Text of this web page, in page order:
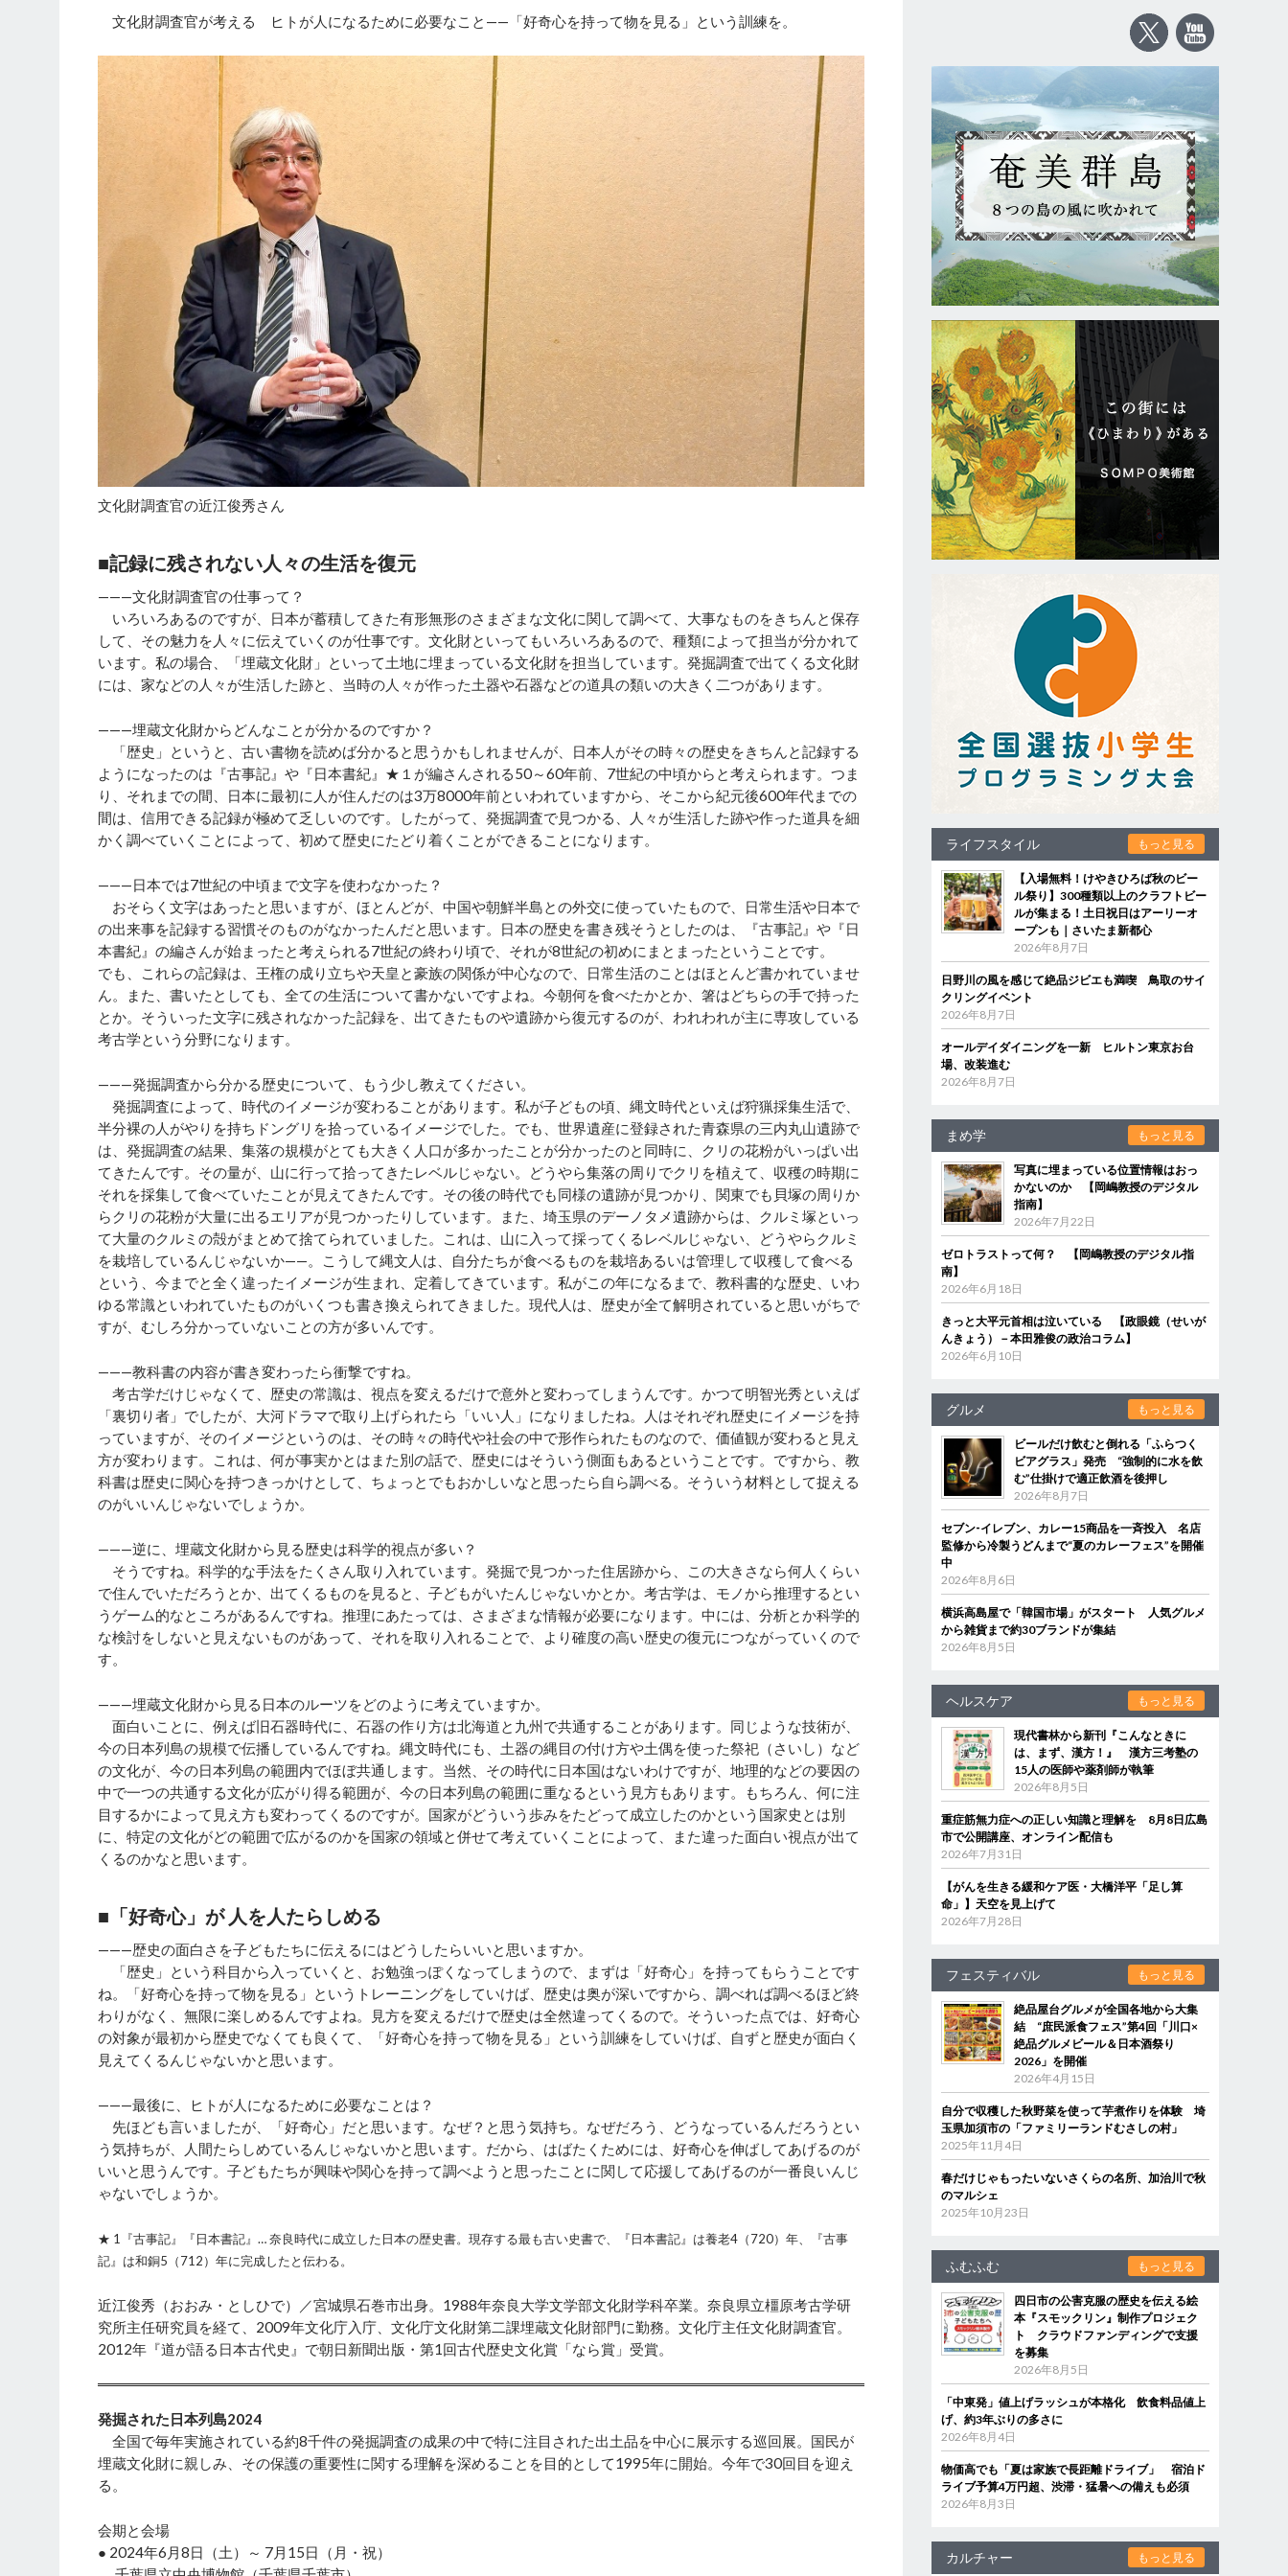
文化財調査官が考える ヒトが人になるために必要なこと——「好奇心を持って物を見る」という訓練を。
文化財調査官の近江俊秀さん
■記録に残されない人々の生活を復元
———文化財調査官の仕事って？
いろいろあるのですが、日本が蓄積してきた有形無形のさまざまな文化に関して調べて、大事なものをきちんと保存
して、その魅力を人々に伝えていくのが仕事です。文化財といってもいろいろあるので、種類によって担当が分かれて
います。私の場合、「埋蔵文化財」といって土地に埋まっている文化財を担当しています。発掘調査で出てくる文化財
には、家などの人々が生活した跡と、当時の人々が作った土器や石器などの道具の類いの大きく二つがあります。
———埋蔵文化財からどんなことが分かるのですか？
「歴史」というと、古い書物を読めば分かると思うかもしれませんが、日本人がその時々の歴史をきちんと記録する
ようになったのは『古事記』や『日本書紀』★１が編さんされる50～60年前、7世紀の中頃からと考えられます。つま
り、それまでの間、日本に最初に人が住んだのは3万8000年前といわれていますから、そこから紀元後600年代までの
間は、信用できる記録が極めて乏しいのです。したがって、発掘調査で見つかる、人々が生活した跡や作った道具を細
かく調べていくことによって、初めて歴史にたどり着くことができることになります。
———日本では7世紀の中頃まで文字を使わなかった？
おそらく文字はあったと思いますが、ほとんどが、中国や朝鮮半島との外交に使っていたもので、日常生活や日本で
の出来事を記録する習慣そのものがなかったんだと思います。日本の歴史を書き残そうとしたのは、『古事記』や『日
本書紀』の編さんが始まったと考えられる7世紀の終わり頃で、それが8世紀の初めにまとまったということです。
でも、これらの記録は、王権の成り立ちや天皇と豪族の関係が中心なので、日常生活のことはほとんど書かれていませ
ん。また、書いたとしても、全ての生活について書かないですよね。今朝何を食べたかとか、箸はどちらの手で持った
とか。そういった文字に残されなかった記録を、出てきたものや遺跡から復元するのが、われわれが主に専攻している
考古学という分野になります。
———発掘調査から分かる歴史について、もう少し教えてください。
発掘調査によって、時代のイメージが変わることがあります。私が子どもの頃、縄文時代といえば狩猟採集生活で、
半分裸の人がやりを持ちドングリを拾っているイメージでした。でも、世界遺産に登録された青森県の三内丸山遺跡で
は、発掘調査の結果、集落の規模がとても大きく人口が多かったことが分かったのと同時に、クリの花粉がいっぱい出
てきたんです。その量が、山に行って拾ってきたレベルじゃない。どうやら集落の周りでクリを植えて、収穫の時期に
それを採集して食べていたことが見えてきたんです。その後の時代でも同様の遺跡が見つかり、関東でも貝塚の周りか
らクリの花粉が大量に出るエリアが見つかったりしています。また、埼玉県のデーノタメ遺跡からは、クルミ塚といっ
て大量のクルミの殻がまとめて捨てられていました。これは、山に入って採ってくるレベルじゃない、どうやらクルミ
を栽培しているんじゃないか——。こうして縄文人は、自分たちが食べるものを栽培あるいは管理して収穫して食べる
という、今までと全く違ったイメージが生まれ、定着してきています。私がこの年になるまで、教科書的な歴史、いわ
ゆる常識といわれていたものがいくつも書き換えられてきました。現代人は、歴史が全て解明されていると思いがちで
すが、むしろ分かっていないことの方が多いんです。
———教科書の内容が書き変わったら衝撃ですね。
考古学だけじゃなくて、歴史の常識は、視点を変えるだけで意外と変わってしまうんです。かつて明智光秀といえば
「裏切り者」でしたが、大河ドラマで取り上げられたら「いい人」になりましたね。人はそれぞれ歴史にイメージを持
っていますが、そのイメージというのは、その時々の時代や社会の中で形作られたものなので、価値観が変わると見え
方が変わります。これは、何が事実かとはまた別の話で、歴史にはそういう側面もあるということです。ですから、教
科書は歴史に関心を持つきっかけとして、ちょっとでもおかしいなと思ったら自ら調べる。そういう材料として捉える
のがいいんじゃないでしょうか。
———逆に、埋蔵文化財から見る歴史は科学的視点が多い？
そうですね。科学的な手法をたくさん取り入れています。発掘で見つかった住居跡から、この大きさなら何人くらい
で住んでいただろうとか、出てくるものを見ると、子どもがいたんじゃないかとか。考古学は、モノから推理するとい
うゲーム的なところがあるんですね。推理にあたっては、さまざまな情報が必要になります。中には、分析とか科学的
な検討をしないと見えないものがあって、それを取り入れることで、より確度の高い歴史の復元につながっていくので
す。
———埋蔵文化財から見る日本のルーツをどのように考えていますか。
面白いことに、例えば旧石器時代に、石器の作り方は北海道と九州で共通することがあります。同じような技術が、
今の日本列島の規模で伝播しているんですね。縄文時代にも、土器の縄目の付け方や土偶を使った祭祀（さいし）など
の文化が、今の日本列島の範囲内でほぼ共通します。当然、その時代に日本国はないわけですが、地理的などの要因の
中で一つの共通する文化が広がり得る範囲が、今の日本列島の範囲に重なるという見方もあります。もちろん、何に注
目するかによって見え方も変わってくるのですが。国家がどういう歩みをたどって成立したのかという国家史とは別
に、特定の文化がどの範囲で広がるのかを国家の領域と併せて考えていくことによって、また違った面白い視点が出て
くるのかなと思います。
■「好奇心」が 人を人たらしめる
———歴史の面白さを子どもたちに伝えるにはどうしたらいいと思いますか。
「歴史」という科目から入っていくと、お勉強っぽくなってしまうので、まずは「好奇心」を持ってもらうことです
ね。「好奇心を持って物を見る」というトレーニングをしていけば、歴史は奥が深いですから、調べれば調べるほど終
わりがなく、無限に楽しめるんですよね。見方を変えるだけで歴史は全然違ってくるので。そういった点では、好奇心
の対象が最初から歴史でなくても良くて、「好奇心を持って物を見る」という訓練をしていけば、自ずと歴史が面白く
見えてくるんじゃないかと思います。
———最後に、ヒトが人になるために必要なことは？
先ほども言いましたが、「好奇心」だと思います。なぜ？と思う気持ち。なぜだろう、どうなっているんだろうとい
う気持ちが、人間たらしめているんじゃないかと思います。だから、はばたくためには、好奇心を伸ばしてあげるのが
いいと思うんです。子どもたちが興味や関心を持って調べようと思ったことに関して応援してあげるのが一番良いんじ
ゃないでしょうか。
★ 1『古事記』『日本書記』… 奈良時代に成立した日本の歴史書。現存する最も古い史書で、『日本書記』は養老4（720）年、『古事
記』は和銅5（712）年に完成したと伝わる。
近江俊秀（おおみ・としひで）／宮城県石巻市出身。1988年奈良大学文学部文化財学科卒業。奈良県立橿原考古学研
究所主任研究員を経て、2009年文化庁入庁、文化庁文化財第二課埋蔵文化財部門に勤務。文化庁主任文化財調査官。
2012年『道が語る日本古代史』で朝日新聞出版・第1回古代歴史文化賞「なら賞」受賞。
発掘された日本列島2024
全国で毎年実施されている約8千件の発掘調査の成果の中で特に注目された出土品を中心に展示する巡回展。国民が
埋蔵文化財に親しみ、その保護の重要性に関する理解を深めることを目的として1995年に開始。今年で30回目を迎え
る。
会期と会場
● 2024年6月8日（土）～ 7月15日（月・祝）
ライフスタイル もっと見る
【入場無料！けやきひろば秋のビー
ル祭り】300種類以上のクラフトビー
ルが集まる！土日祝日はアーリーオ
ープンも｜さいたま新都心
2026年8月7日
日野川の風を感じて絶品ジビエも満喫 鳥取のサイ
クリングイベント
2026年8月7日
オールデイダイニングを一新 ヒルトン東京お台
場、改装進む
2026年8月7日
まめ学 もっと見る
写真に埋まっている位置情報はおっ
かないのか 【岡嶋教授のデジタル
指南】
2026年7月22日
ゼロトラストって何？ 【岡嶋教授のデジタル指
南】
2026年6月18日
きっと大平元首相は泣いている 【政眼鏡（せいが
んきょう）－本田雅俊の政治コラム】
2026年6月10日
グルメ もっと見る
ビールだけ飲むと倒れる「ふらつく
ビアグラス」発売 “強制的に水を飲
む”仕掛けで適正飲酒を後押し
2026年8月7日
セブン‐イレブン、カレー15商品を一斉投入 名店
監修から冷製うどんまで“夏のカレーフェス”を開催
中
2026年8月6日
横浜高島屋で「韓国市場」がスタート 人気グルメ
から雑貨まで約30ブランドが集結
2026年8月5日
ヘルスケア もっと見る
現代書林から新刊『こんなときに
は、まず、漢方！』 漢方三考塾の
15人の医師や薬剤師が執筆
2026年8月5日
重症筋無力症への正しい知識と理解を 8月8日広島
市で公開講座、オンライン配信も
2026年7月31日
【がんを生きる緩和ケア医・大橋洋平「足し算
命」】天空を見上げて
2026年7月28日
フェスティバル もっと見る
絶品屋台グルメが全国各地から大集
結 “庶民派食フェス”第4回「川口×
絶品グルメビール＆日本酒祭り
2026」を開催
2026年4月15日
自分で収穫した秋野菜を使って芋煮作りを体験 埼
玉県加須市の「ファミリーランドむさしの村」
2025年11月4日
春だけじゃもったいないさくらの名所、加治川で秋
のマルシェ
2025年10月23日
ふむふむ もっと見る
四日市の公害克服の歴史を伝える絵
本『スモックリン』制作プロジェク
ト クラウドファンディングで支援
を募集
2026年8月5日
「中東発」値上げラッシュが本格化 飲食料品値上
げ、約3年ぶりの多さに
2026年8月4日
物価高でも「夏は家族で長距離ドライブ」 宿泊ド
ライブ予算4万円超、渋滞・猛暑への備えも必須
2026年8月3日
カルチャー もっと見る